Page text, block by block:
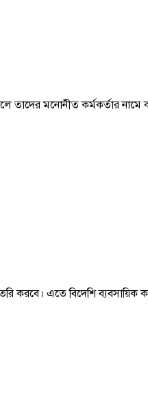
মনোনীত কর্মকর্তার নামে
করবে। এতে বিদেশি